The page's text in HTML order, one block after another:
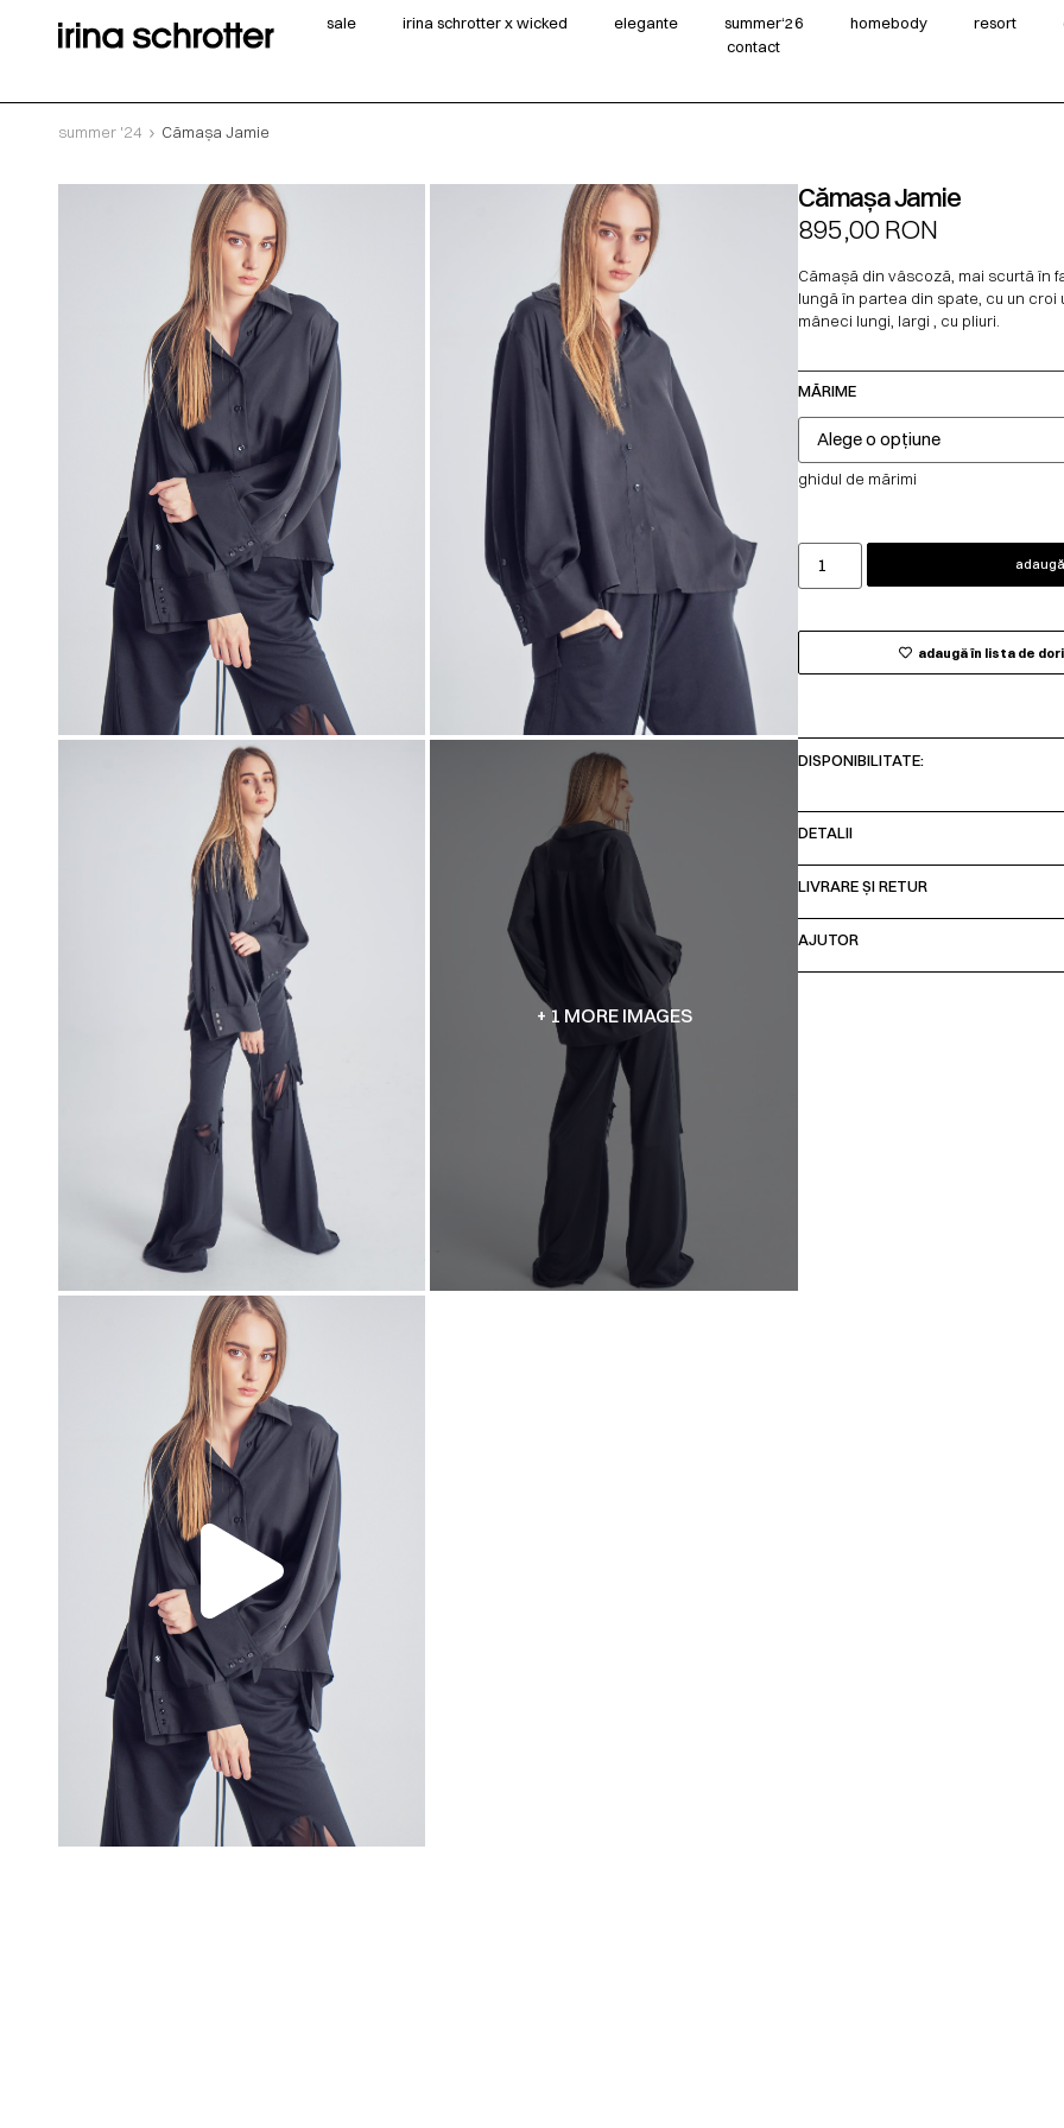
sale irina schrotter x wicked elegante summer‘26 homebody resort
contact
summer '24 Cămașa Jamie
+ 1 MORE IMAGES
00:00 00:00
Cămașa Jamie
895,00RON
Cămașă din vâscoză, mai scurtă în
lungă în partea din spate, cu un croi
mâneci lungi, largi , cu pliuri.
MĂRIME
ghidul de mărimi
adaugă în lista de
DISPONIBILITATE:
DETALII
LIVRARE ȘI RETUR
AJUTOR